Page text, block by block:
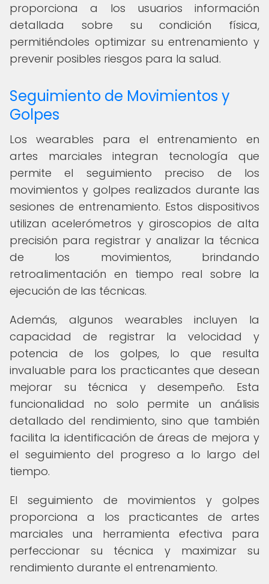
proporciona a los usuarios información
detallada sobre su condición física,
permitiéndoles optimizar su entrenamiento y
prevenir posibles riesgos para la salud.
Seguimiento de Movimientos y
Golpes
Los wearables para el entrenamiento en
artes marciales integran tecnología que
permite el seguimiento preciso de los
movimientos y golpes realizados durante las
sesiones de entrenamiento. Estos dispositivos
utilizan acelerómetros y giroscopios de alta
precisión para registrar y analizar la técnica
de los movimientos, brindando
retroalimentación en tiempo real sobre la
ejecución de las técnicas.
Además, algunos wearables incluyen la
capacidad de registrar la velocidad y
potencia de los golpes, lo que resulta
invaluable para los practicantes que desean
mejorar su técnica y desempeño. Esta
funcionalidad no solo permite un análisis
detallado del rendimiento, sino que también
facilita la identificación de áreas de mejora y
el seguimiento del progreso a lo largo del
tiempo.
El seguimiento de movimientos y golpes
proporciona a los practicantes de artes
marciales una herramienta efectiva para
perfeccionar su técnica y maximizar su
rendimiento durante el entrenamiento.